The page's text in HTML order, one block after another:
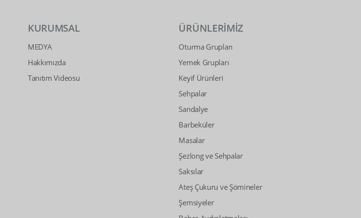
KURUMSAL
MEDYA
Hakkımızda
Tanıtım Videosu
ÜRÜNLERİMİZ
Oturma Grupları
Yemek Grupları
Keyif Ürünleri
Sehpalar
Sandalye
Barbeküler
Masalar
Şezlong ve Sehpalar
Saksılar
Ateş Çukuru ve Şömineler
Şemsiyeler